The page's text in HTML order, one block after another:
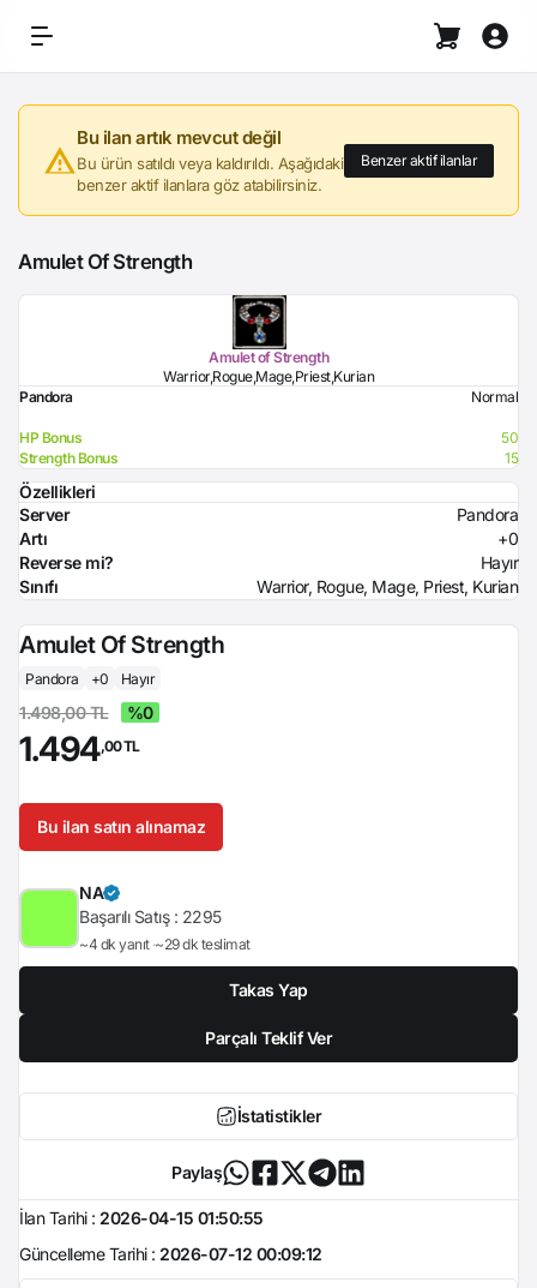
Bu ilan artık mevcut değil
Bu ürün satıldı veya kaldırıldı. Aşağıdaki
benzer aktif ilanlara göz atabilirsiniz.
Benzer aktif ilanlar
Amulet Of Strength
Amulet of Strength
Warrior,Rogue,Mage,Priest,Kurian
Pandora
Normal
HP Bonus
50
Strength Bonus
15
Özellikleri
Server
Pandora
Artı
+0
Reverse mi?
Hayır
Sınıfı
Warrior, Rogue, Mage, Priest, Kurian
Amulet Of Strength
Pandora +0 Hayır
1.498,00 TL %0
1.494,00 TL
Bu ilan satın alınamaz
NA
Başarılı Satış : 2295
~4 dk yanıt ~29 dk teslimat
Takas Yap
Parçalı Teklif Ver
İstatistikler
Paylaş
İlan Tarihi : 2026-04-15 01:50:55
Güncelleme Tarihi : 2026-07-12 00:09:12